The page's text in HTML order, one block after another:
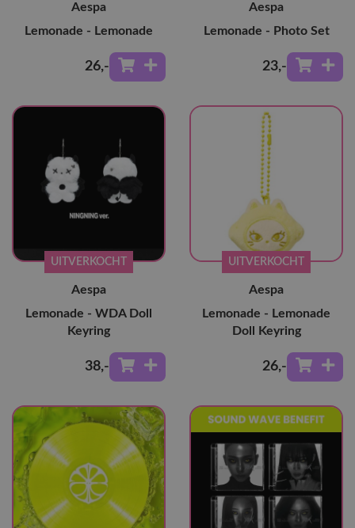
Aespa
Lemonade - Lemonade
26,-
Aespa
Lemonade - Photo Set
23,-
UITVERKOCHT
Aespa
Lemonade - WDA Doll
Keyring
38,-
UITVERKOCHT
Aespa
Lemonade - Lemonade
Doll Keyring
26,-